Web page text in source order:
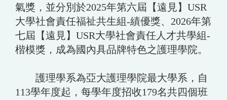
氣獎，並分別於2025年第六屆【遠見】USR
大學社會責任福祉共生組-績優獎、2026年第
七屆【遠見】USR大學社會責任人才共學組-
楷模獎，成為國內具品牌特色之護理學院。
護理學系為亞大護理學院最大學系，自
113學年度起，每學年度招收179名共四個班